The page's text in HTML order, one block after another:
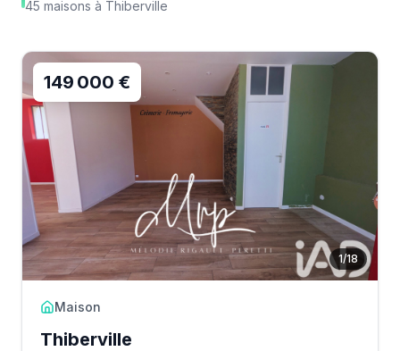
45 maisons à Thiberville
1/18
149 000 €
Maison
Thiberville